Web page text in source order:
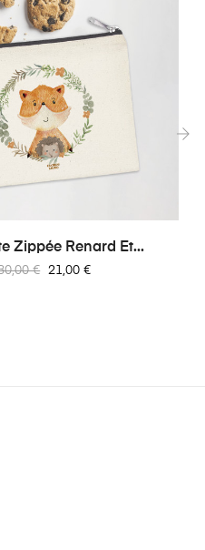
Zippée Renard Et...
€ Prix
21,00 €